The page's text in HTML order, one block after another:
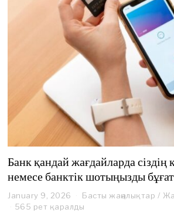
Банк қандай жағдайларда сіздің
немесе банктік шотыңызды
January 9, 2026 Басты жаңалықтар /
565 рет қаралды